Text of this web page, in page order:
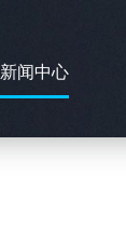
新闻中心